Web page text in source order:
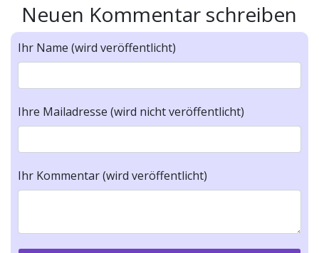
Neuen Kommentar schreiben
Ihr Name (wird veröffentlicht)
Ihre Mailadresse (wird nicht veröffentlicht)
Ihr Kommentar (wird veröffentlicht)